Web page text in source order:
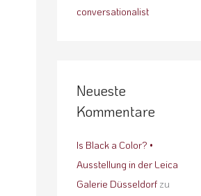
conversationalist
Neueste
Kommentare
Is Black a Color? •
Ausstellung in der Leica
Galerie Düsseldorf zu